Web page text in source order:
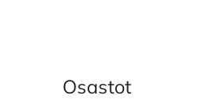
Ensisijainen
Osastot